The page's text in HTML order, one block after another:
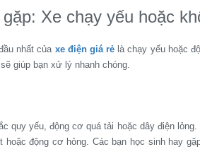
Xe chạy yếu hoặc
nhất của xe điện giá rẻ là chạy yếu hoặc
giúp bạn xử lý nhanh chóng.
quy yếu, động cơ quá tải hoặc dây điện
động cơ hỏng. Các bạn học sinh hay